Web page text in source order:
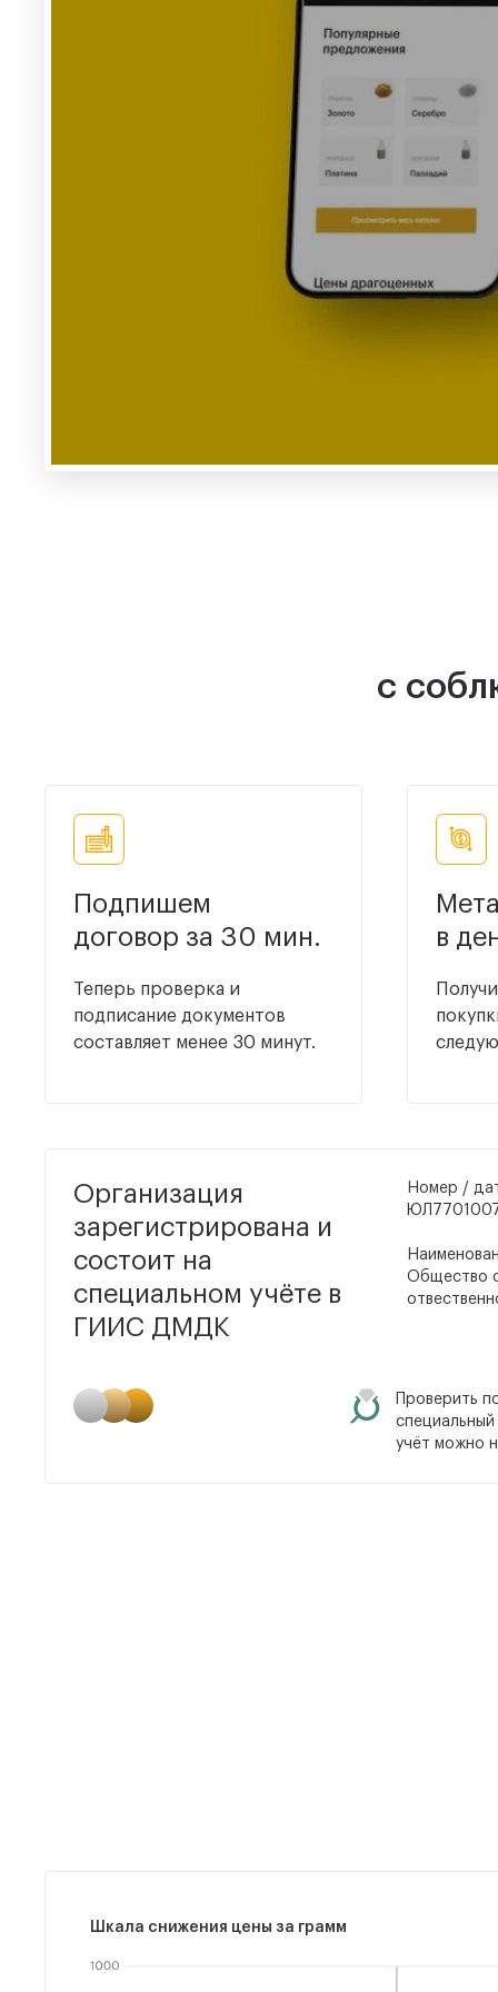
с
Подпишем
договор за 30 мин.
Теперь проверка и
подписание документов
составляет менее 30 минут.
в
Организация
зарегистрирована и
состоит на
специальном учёте в
ГИИС ДМДК
Номер /
Общество
Проверить
специальный
учёт можно
Шкала снижения цены за грамм